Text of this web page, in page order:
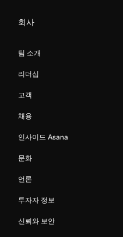
회사
팀 소개
리더십
고객
채용
인사이드 Asana
문화
언론
투자자 정보
신뢰와 보안